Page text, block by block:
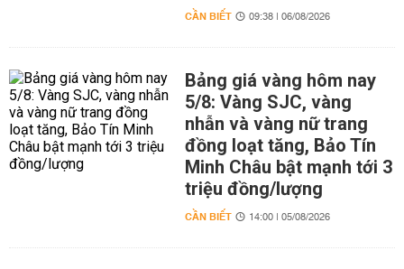
CẦN BIẾT 09:38 | 06/08/2026
Bảng giá vàng hôm nay
5/8: Vàng SJC, vàng
nhẫn và vàng nữ trang
đồng loạt tăng, Bảo Tín
Minh Châu bật mạnh tới 3
triệu đồng/lượng
CẦN BIẾT 14:00 | 05/08/2026